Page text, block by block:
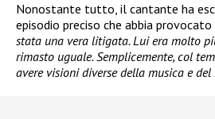
Nonostante tutto, il cantante ha
episodio preciso che abbia
stata una vera litigata. Lui era molto
rimasto uguale. Semplicemente, col
avere visioni diverse della musica e del